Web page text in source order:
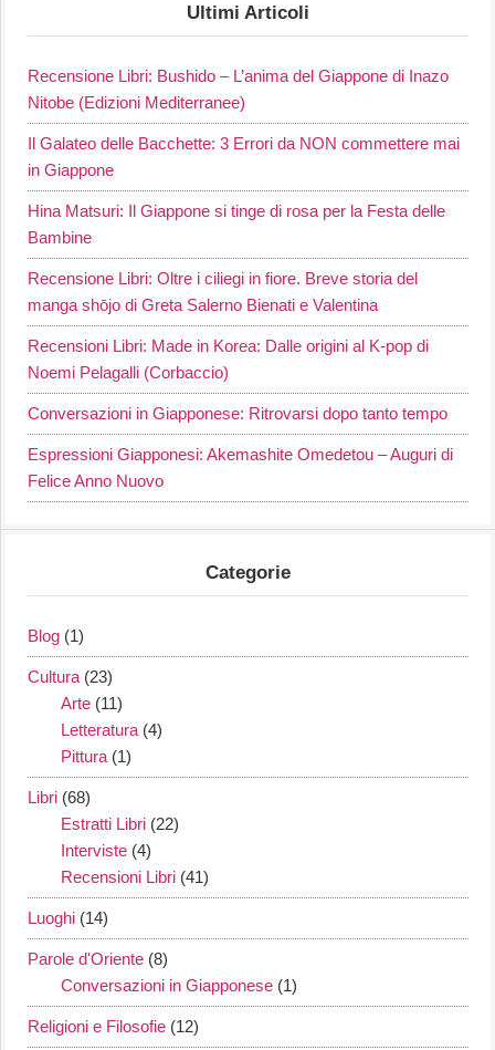
Ultimi Articoli
Recensione Libri: Bushido – L’anima del Giappone di Inazo
Nitobe (Edizioni Mediterranee)
Il Galateo delle Bacchette: 3 Errori da NON commettere mai
in Giappone
Hina Matsuri: Il Giappone si tinge di rosa per la Festa delle
Bambine
Recensione Libri: Oltre i ciliegi in fiore. Breve storia del
manga shōjo di Greta Salerno Bienati e Valentina
Recensioni Libri: Made in Korea: Dalle origini al K-pop di
Noemi Pelagalli (Corbaccio)
Conversazioni in Giapponese: Ritrovarsi dopo tanto tempo
Espressioni Giapponesi: Akemashite Omedetou – Auguri di
Felice Anno Nuovo
Categorie
Blog (1)
Cultura (23)
Arte (11)
Letteratura (4)
Pittura (1)
Libri (68)
Estratti Libri (22)
Interviste (4)
Recensioni Libri (41)
Luoghi (14)
Parole d'Oriente (8)
Conversazioni in Giapponese (1)
Religioni e Filosofie (12)